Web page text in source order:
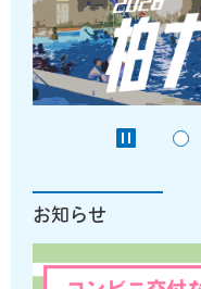
お知らせ